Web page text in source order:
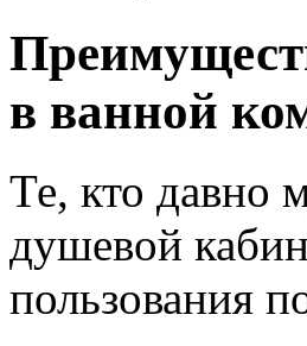
в ванной
Те, кто давно
душевой
пользования